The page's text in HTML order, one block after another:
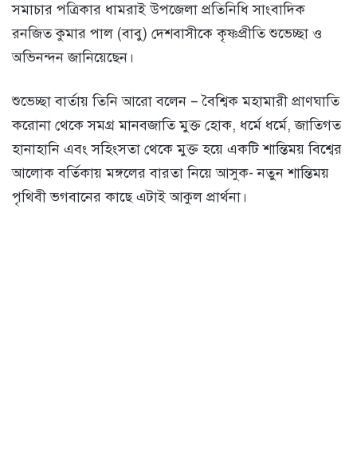
সমাচার পত্রিকার ধামরাই উপজেলা প্রতিনিধি সাংবাদিক
রনজিত কুমার পাল (বাবু) দেশবাসীকে কৃষ্ণপ্রীতি শুভেচ্ছা ও
অভিনন্দন জানিয়েছেন।
শুভেচ্ছা বার্তায় তিনি আরো বলেন – বৈশ্বিক মহামারী প্রাণঘাতি
করোনা থেকে সমগ্র মানবজাতি মুক্ত হোক, ধর্মে ধর্মে, জাতিগত
হানাহানি এবং সহিংসতা থেকে মুক্ত হয়ে একটি শান্তিময় বিশ্বের
আলোক বর্তিকায় মঙ্গলের বারতা নিয়ে আসুক- নতুন শান্তিময়
পৃথিবী ভগবানের কাছে এটাই আকুল প্রার্থনা।